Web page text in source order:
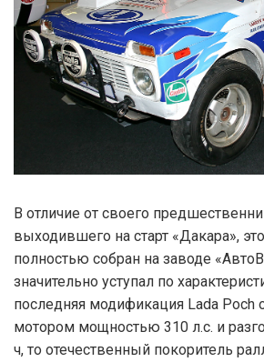
В отличие от своего
выходившего на старт «Дакара»,
полностью собран на заводе
значительно уступал по
последняя модификация Lada Poch
мотором мощностью 310 л.с. и
ч, то отечественный покоритель